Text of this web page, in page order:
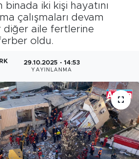
binada iki kişi hayatını
çalışmaları devam
diğer aile fertlerine
oldu.
29.10.2025 - 14:53
YAYINLANMA